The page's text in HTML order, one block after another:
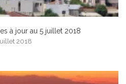
à jour au 5 juillet 2018
2018